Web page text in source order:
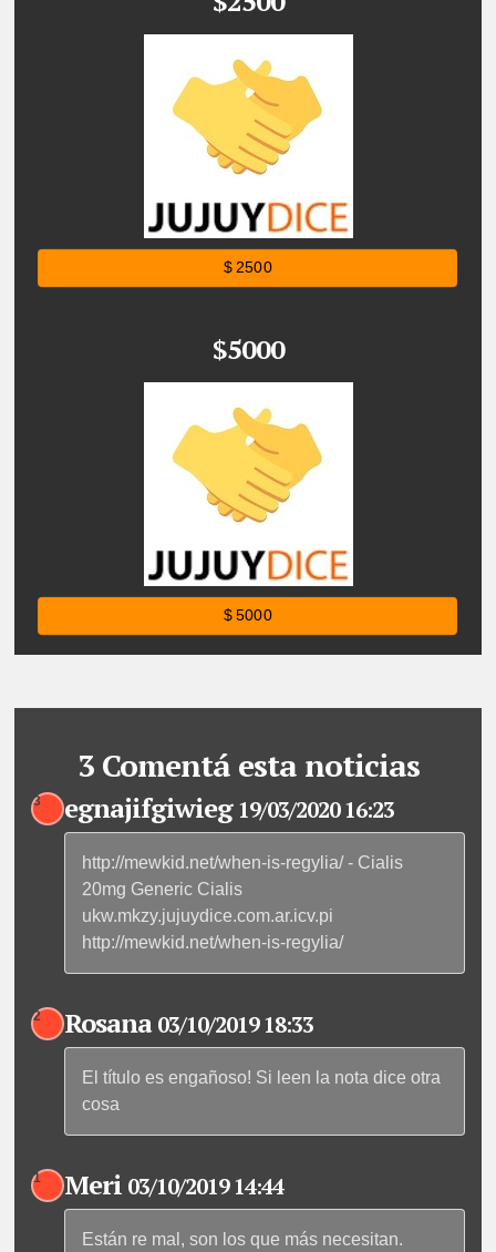
$ 2500
$5000
$ 5000
3 Comentá esta noticias
3 egnajifgiwieg 19/03/2020 16:23
http://mewkid.net/when-is-regylia/ - Cialis
20mg Generic Cialis
ukw.mkzy.jujuydice.com.ar.icv.pi
http://mewkid.net/when-is-regylia/
2 Rosana 03/10/2019 18:33
El título es engañoso! Si leen la nota dice otra
cosa
1 Meri 03/10/2019 14:44
Están re mal, son los que más necesitan.